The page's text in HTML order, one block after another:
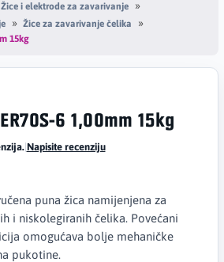
Žice i elektrode za zavarivanje
Žice za zavarivanje čelika
15kg
6 1,00mm 15kg
|Napisite recenziju
puna žica namijenjena za
i niskolegiranih čelika. Povećani
omogućava bolje mehaničke
pukotine.